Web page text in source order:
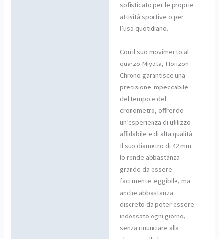
sofisticato per le proprie
attività sportive o per
l’uso quotidiano.
Con il suo movimento al
quarzo Miyota, Horizon
Chrono garantisce una
precisione impeccabile
del tempo e del
cronometro, offrendo
un’esperienza di utilizzo
affidabile e di alta qualità.
Il suo diametro di 42 mm
lo rende abbastanza
grande da essere
facilmente leggibile, ma
anche abbastanza
discreto da poter essere
indossato ogni giorno,
senza rinunciare alla